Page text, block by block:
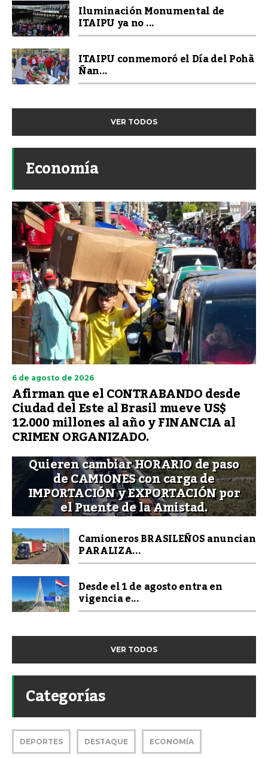
Iluminación Monumental de
ITAIPU ya no ...
ITAIPU conmemoró el Día del Pohã
Ñan...
VER TODOS
Economía
6 de agosto de 2026
Afirman que el CONTRABANDO desde
Ciudad del Este al Brasil mueve US$
12.000 millones al año y FINANCIA al
CRIMEN ORGANIZADO.
Quieren cambiar HORARIO de paso
de CAMIONES con carga de
IMPORTACIÓN y EXPORTACIÓN por
el Puente de la Amistad.
Camioneros BRASILEÑOS anuncian
PARALIZA...
Desde el 1 de agosto entra en
vigencia e...
VER TODOS
Categorías
DEPORTES DESTAQUE ECONOMÍA